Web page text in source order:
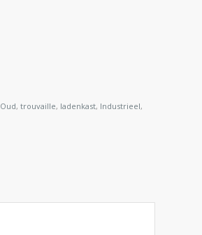
Oud,trouvaille, ladenkast, Industrieel,